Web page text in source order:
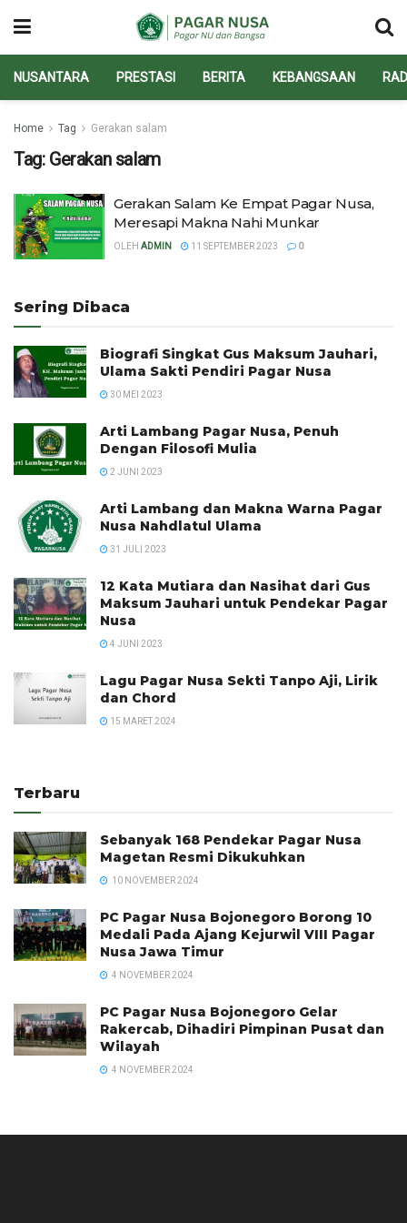
NUSANTARA PRESTASI BERITA KEBANGSAAN
Home Tag Gerakan salam
Tag: Gerakan salam
Gerakan Salam Ke Empat Pagar Nusa,
Meresapi Makna Nahi Munkar
OLEH ADMIN 11 SEPTEMBER 2023 0
Sering Dibaca
Biografi Singkat Gus Maksum Jauhari,
Ulama Sakti Pendiri Pagar Nusa
30 MEI 2023
Arti Lambang Pagar Nusa, Penuh
Dengan Filosofi Mulia
2 JUNI 2023
Arti Lambang dan Makna Warna Pagar
Nusa Nahdlatul Ulama
31 JULI 2023
12 Kata Mutiara dan Nasihat dari Gus
Maksum Jauhari untuk Pendekar Pagar
Nusa
4 JUNI 2023
Lagu Pagar Nusa Sekti Tanpo Aji, Lirik
dan Chord
15 MARET 2024
Terbaru
Sebanyak 168 Pendekar Pagar Nusa
Magetan Resmi Dikukuhkan
10 NOVEMBER 2024
PC Pagar Nusa Bojonegoro Borong 10
Medali Pada Ajang Kejurwil VIII Pagar
Nusa Jawa Timur
4 NOVEMBER 2024
PC Pagar Nusa Bojonegoro Gelar
Rakercab, Dihadiri Pimpinan Pusat dan
Wilayah
4 NOVEMBER 2024